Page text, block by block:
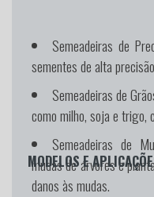
Semeadeiras de
sementes de alta
Semeadeiras de
como milho, soja e trigo,
Semeadeiras de
mudas de árvores e
danos às mudas.
MODELOS E